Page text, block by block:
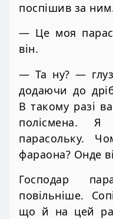
поспішив за
— Це моя
він.
— Та ну? —
додаючи до
В такому разі
полісмена.
парасольку.
фараона? Онде
Господар
повільніше.
що й на цей